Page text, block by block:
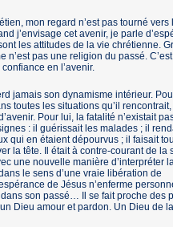
mon regard n’est pas tourné
j’envisage cet avenir, je parle
les attitudes de la vie chrétienne.
n’est pas une religion du passé.
en l’avenir.
jamais son dynamisme intérieur.
toutes les situations qu’il
Pour lui, la fatalité n’existait
: il guérissait les malades ; il
qui en étaient dépourvus ; il faisait
la tête. Il était à contre-courant de la
une nouvelle manière d’interpréter
le sens d’une vraie libération de
de Jésus n’enferme
son passé… Il se fait proche des
Dieu amour et pardon. Un Dieu de